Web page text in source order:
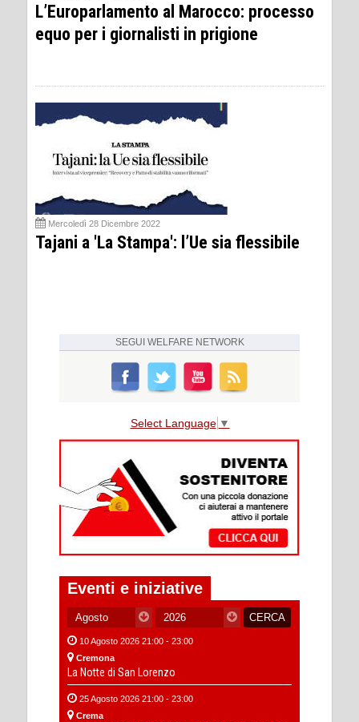
L’Europarlamento al Marocco: processo
equo per i giornalisti in prigione
Mercoledì 28 Dicembre 2022
Tajani a 'La Stampa': l’Ue sia flessibile
SEGUI WELFARE NETWORK
Select Language ▼
Eventi e iniziative
10 Agosto 2026 21:00 - 23:00
Cremona
La Notte di San Lorenzo
25 Agosto 2026 21:00 - 23:00
Crema